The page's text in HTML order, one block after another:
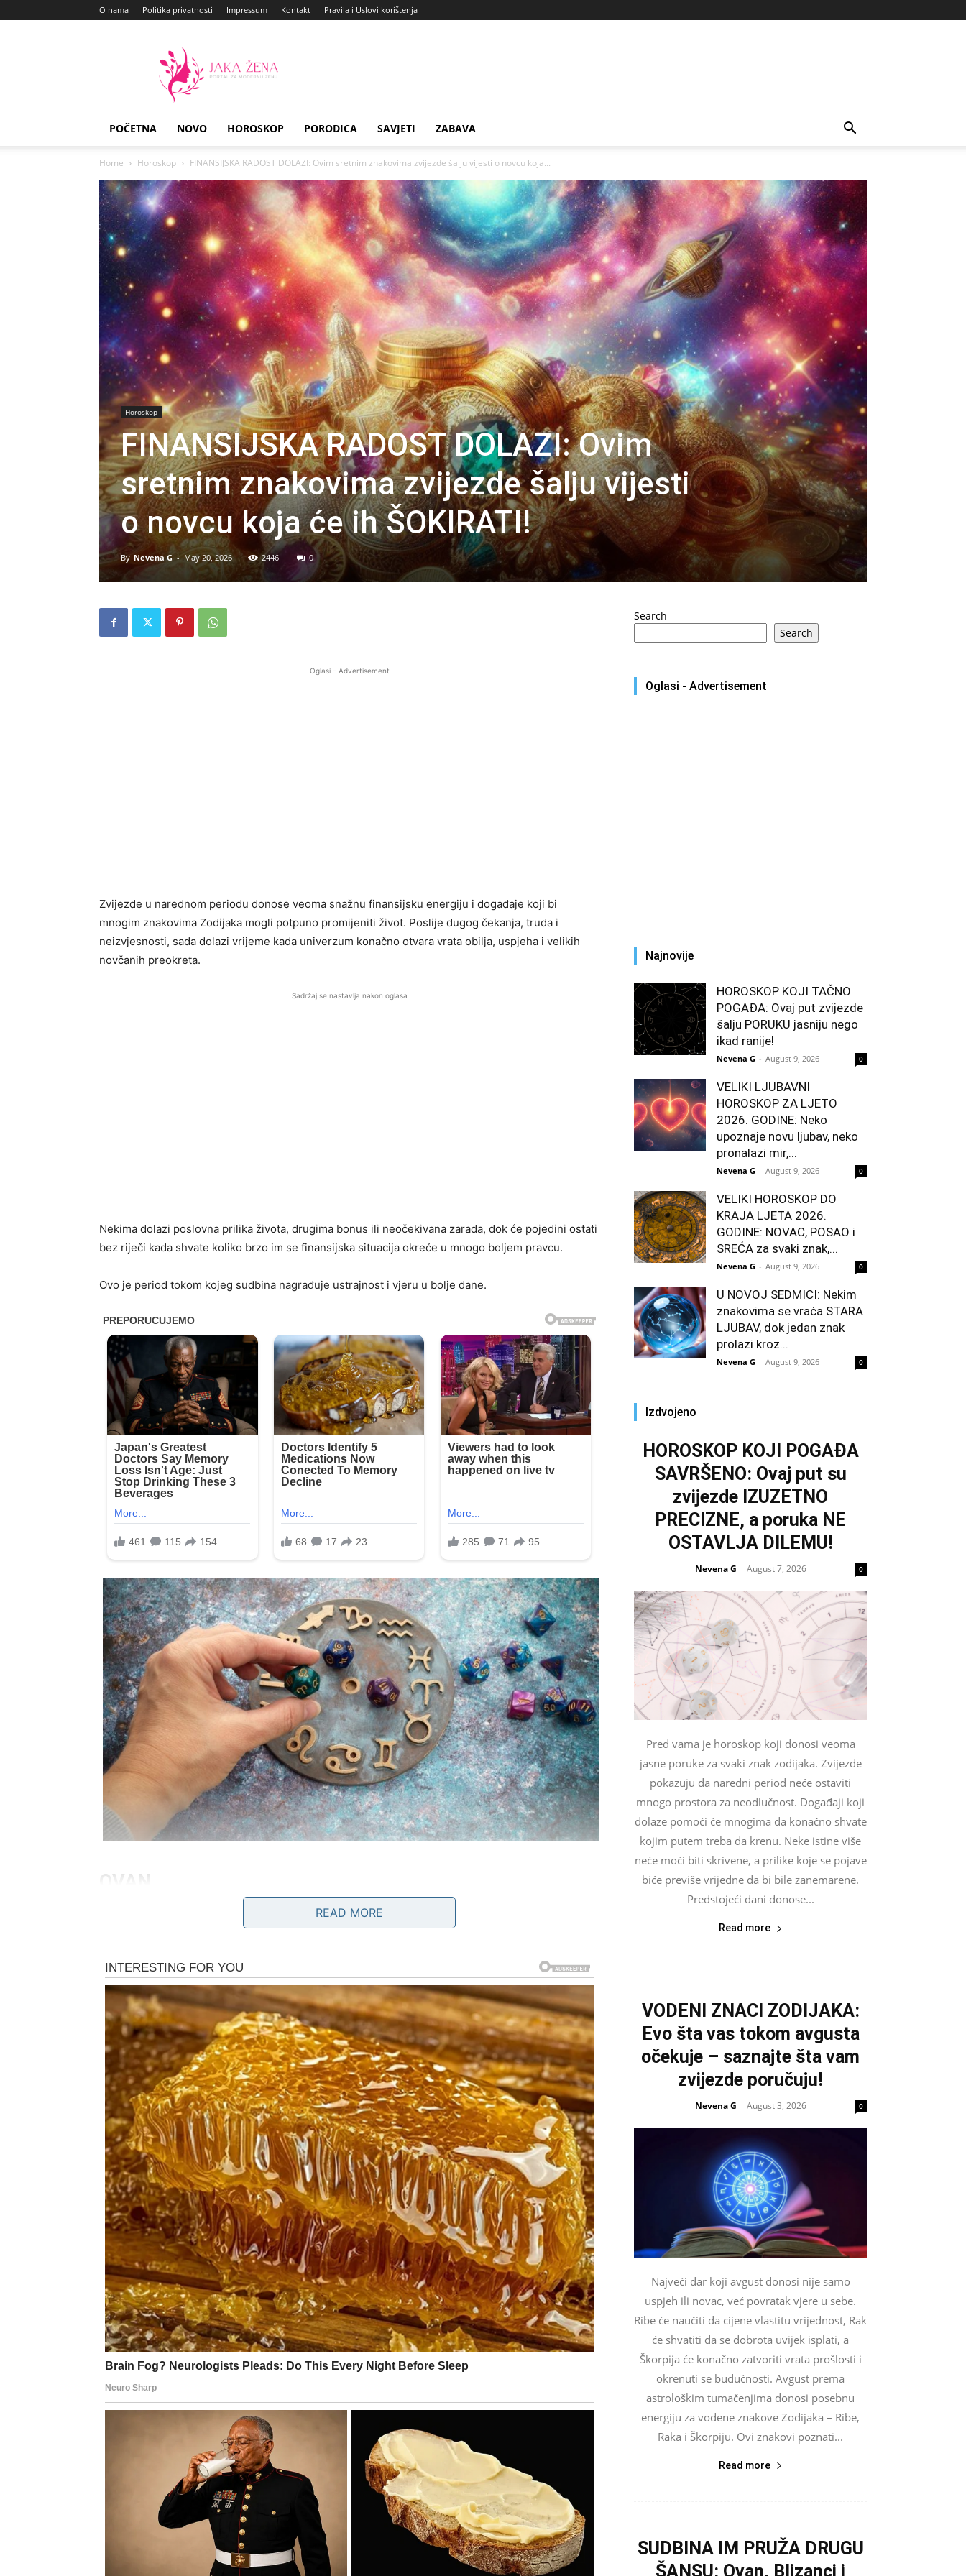
O nama Politika privatnosti Impressum Kontakt Pravila i Uslovi korištenja
Zena
POČETNA NOVO HOROSKOP PORODICA SAVJETI ZABAVA
Home Horoskop FINANSIJSKA RADOST DOLAZI: Ovim sretnim znakovima zvijezde šalju vijesti o novcu koja...
Horoskop
FINANSIJSKA RADOST DOLAZI: Ovim
sretnim znakovima zvijezde šalju vijesti
o novcu koja će ih ŠOKIRATI!
By Nevena G - May 20, 2026 2446 0
Oglasi - Advertisement
Zvijezde u narednom periodu donose veoma snažnu finansijsku energiju i događaje koji bi
mnogim znakovima Zodijaka mogli potpuno promijeniti život. Poslije dugog čekanja, truda i
neizvjesnosti, sada dolazi vrijeme kada univerzum konačno otvara vrata obilja, uspjeha i velikih
novčanih preokreta.
Sadržaj se nastavlja nakon oglasa
Nekima dolazi poslovna prilika života, drugima bonus ili neočekivana zarada, dok će pojedini ostati
bez riječi kada shvate koliko brzo im se finansijska situacija okreće u mnogo boljem pravcu.
Ovo je period tokom kojeg sudbina nagrađuje ustrajnost i vjeru u bolje dane.
OVAN
Ovnovima dolazi velika poslovna ili finansijska prilika.
Novac vam dolazi kroz hrabre odluke
Pred vama su veoma važni trenuci.
BIK
Bikovima finansijska situacija postaje mnogo stabilnija.
Moguća je dodatna zarada ili pomoć koja vam donosi veliko olakšanje.
Finansijski mir konačno ulazi u vaš život
Pred vama su veoma pozitivni dani.
BLIZANCI
Zvijezde vam donose neočekivanu poslovnu ponudu ili saradnju.
Jedna odluka sada vam može donijeti ozbiljan finansijski napredak.
Veliki novac dolazi iznenada
Pred vama su veoma uspješni trenuci.
Rakovi konačno izlaze iz perioda finansijske nesigurnosti.
Poslije mnogo briga dolazi osjećaj stabilnosti i sigurnosti.
Trud vam se konačno isplati
READ MORE
Search
Search
Oglasi - Advertisement
Najnovije
HOROSKOP KOJI TAČNO
POGAĐA: Ovaj put zvijezde
šalju PORUKU jasniju nego
ikad ranije!
Nevena G - August 9, 2026 0
VELIKI LJUBAVNI
HOROSKOP ZA LJETO
2026. GODINE: Neko
upoznaje novu ljubav, neko
pronalazi mir,...
Nevena G - August 9, 2026 0
VELIKI HOROSKOP DO
KRAJA LJETA 2026.
GODINE: NOVAC, POSAO i
SREĆA za svaki znak,...
Nevena G - August 9, 2026 0
U NOVOJ SEDMICI: Nekim
znakovima se vraća STARA
LJUBAV, dok jedan znak
prolazi kroz...
Nevena G - August 9, 2026 0
Izdvojeno
HOROSKOP KOJI POGAĐA
SAVRŠENO: Ovaj put su
zvijezde IZUZETNO
PRECIZNE, a poruka NE
OSTAVLJA DILEMU!
Nevena G - August 7, 2026 0
Pred vama je horoskop koji donosi veoma
jasne poruke za svaki znak zodijaka. Zvijezde
pokazuju da naredni period neće ostaviti
mnogo prostora za neodlučnost. Događaji koji
dolaze pomoći će mnogima da konačno shvate
kojim putem treba da krenu. Neke istine više
neće moći biti skrivene, a prilike koje se pojave
biće previše vrijedne da bi bile zanemarene.
Predstojeći dani donose...
Read more
VODENI ZNACI ZODIJAKA:
Evo šta vas tokom avgusta
očekuje – saznajte šta vam
zvijezde poručuju!
Nevena G - August 3, 2026 0
Najveći dar koji avgust donosi nije samo
uspjeh ili novac, već povratak vjere u sebe.
Ribe će naučiti da cijene vlastitu vrijednost, Rak
će shvatiti da se dobrota uvijek isplati, a
Škorpija će konačno zatvoriti vrata prošlosti i
okrenuti se budućnosti. Avgust prema
astrološkim tumačenjima donosi posebnu
energiju za vodene znakove Zodijaka – Ribe,
Raka i Škorpiju. Ovi znakovi poznati...
Read more
SUDBINA IM PRUŽA DRUGU
ŠANSU: Ovan, Blizanci i